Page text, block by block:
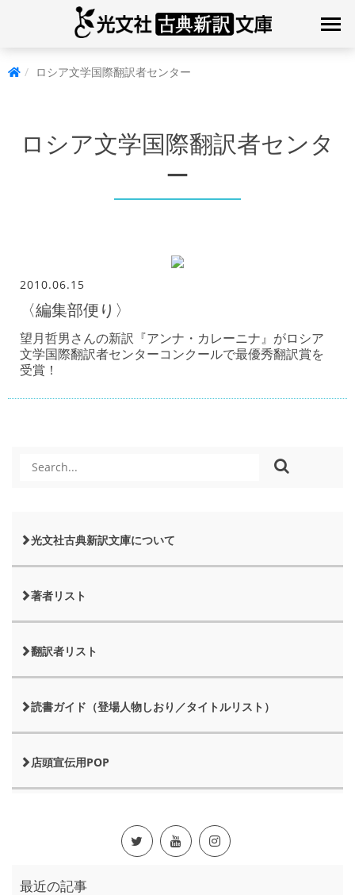
ロシア文学国際翻訳者センター
ロシア文学国際翻訳者センタ
ー
2010.06.15
〈編集部便り〉
望月哲男さんの新訳『アンナ・カレーニナ』がロシア
文学国際翻訳者センターコンクールで最優秀翻訳賞を
受賞！
光文社古典新訳文庫について
著者リスト
翻訳者リスト
読書ガイド（登場人物しおり／タイトルリスト）
店頭宣伝用POP
最近の記事